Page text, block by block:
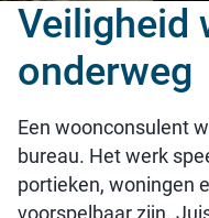
Veiligheid
onderweg
Een woonconsulent
bureau. Het werk
portieken, woningen
voorspelbaar zijn.